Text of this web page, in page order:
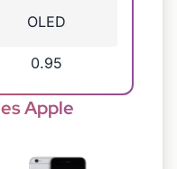
OLED
0.95
Apple